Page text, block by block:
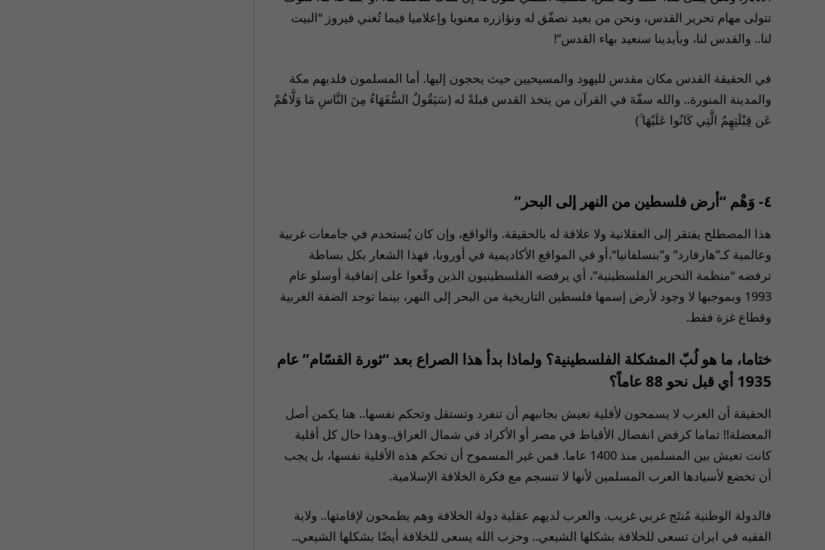
تتولى مهام تحرير القدس، ونحن من بعيد نصفّق له ونؤازره معنويا وإعلاميا فيما تُغني فيروز “البيت
لنا.. والقدس لنا، وبأيدينا سنعيد بهاء القدس”!
في الحقيقة القدس مكان مقدس لليهود والمسيحيين حيث يحجون إليها. أما المسلمون فلديهم مكة
والمدينة المنورة.. والله سفّهَ في القرآن من يتخذ القدس قبلةً له (سَيَقُولُ السُّفَهَاءُ مِنَ النَّاسِ مَا وَلَّاهُمْ
عَن قِبْلَتِهِمُ الَّتِي كَانُوا عَلَيْهَا ۚ)
٤- وَهْم “أرض فلسطين من النهر إلى البحر”
هذا المصطلح يفتقر إلى العقلانية ولا علاقة له بالحقيقة. والواقع، وإن كان يُستخدم في جامعات غربية
وعالمية كـ”هارفارد” و”بنسلفانيا”،أو في المواقع الأكاديمية في أوروبا، فهذا الشعار بكل بساطة
ترفضه “منظمة التحرير الفلسطينية”، أي يرفضه الفلسطينيون الذين وقّعوا على إتفاقية أوسلو عام
1993 وبموجبها لا وجود لأرض إسمها فلسطين التاريخية من البحر إلى النهر، بينما توجد الضفة الغربية
وقطاع غزة فقط.
ختاما، ما هو لُبّ المشكلة الفلسطينية؟ ولماذا بدأ هذا الصراع بعد “ثورة القسّام” عام
1935 أي قبل نحو 88 عاماً؟
الحقيقة أن العرب لا يسمحون لأقلية تعيش بجانبهم أن تنفرد وتستقل وتحكم نفسها.. هنا يكمن أصل
المعضلة!! تماما كرفض انفصال الأقباط في مصر أو الأكراد في شمال العراق..وهذا حال كل أقلية
كانت تعيش بين المسلمين منذ 1400 عاما. فمن غير المسموح أن تحكم هذه الأقلية نفسها، بل يجب
أن تخضع لأسيادها العرب المسلمين لأنها لا تنسجم مع فكرة الخلافة الإسلامية.
فالدولة الوطنية مُنتَج غربي غريب. والعرب لديهم عقلية دولة الخلافة وهم يطمحون لإقامتها.. ولاية
الفقيه في ايران تسعى للخلافة بشكلها الشيعي.. وحزب الله يسعى للخلافة أيضًا بشكلها الشيعي..